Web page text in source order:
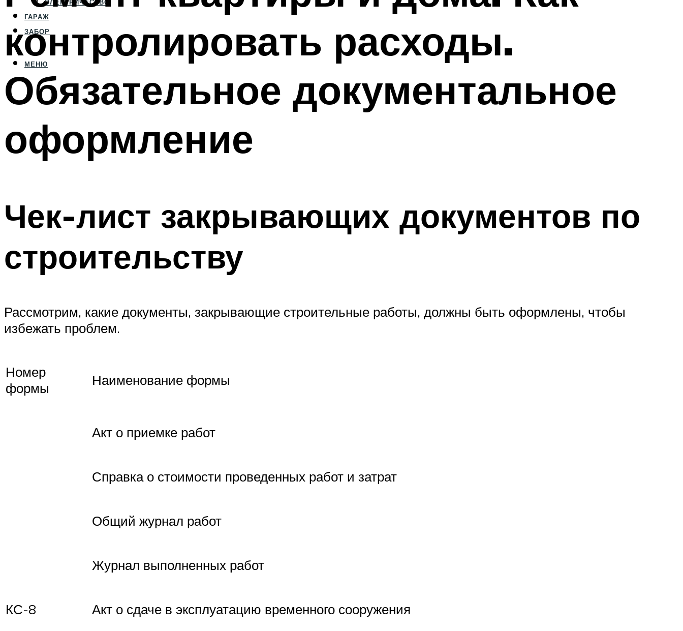
ЭЛЕКТРИЧЕСТВО
ГАРАЖ
ЗАБОР
МЕНЮ
контролировать расходы.
Обязательное документальное
оформление
Чек-лист закрывающих документов по
строительству
Рассмотрим, какие документы, закрывающие строительные работы, должны быть оформлены, чтобы
избежать проблем.
Номер
формы
Наименование формы
Акт о приемке работ
Справка о стоимости проведенных работ и затрат
Общий журнал работ
Журнал выполненных работ
КС-8 Акт о сдаче в эксплуатацию временного сооружения